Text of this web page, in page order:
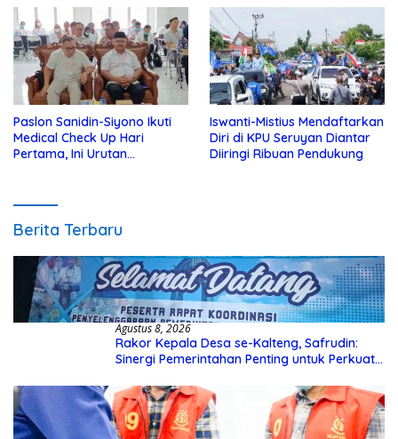
Paslon Sanidin-Siyono Ikuti
Medical Check Up Hari
Pertama, Ini Urutan
Iswanti-Mistius Mendaftarkan
Diri di KPU Seruyan Diantar
Diiringi Ribuan Pendukung
Berita Terbaru
Agustus 8, 2026
Rakor Kepala Desa se-Kalteng, Safrudin:
Sinergi Pemerintahan Penting untuk Perkuat